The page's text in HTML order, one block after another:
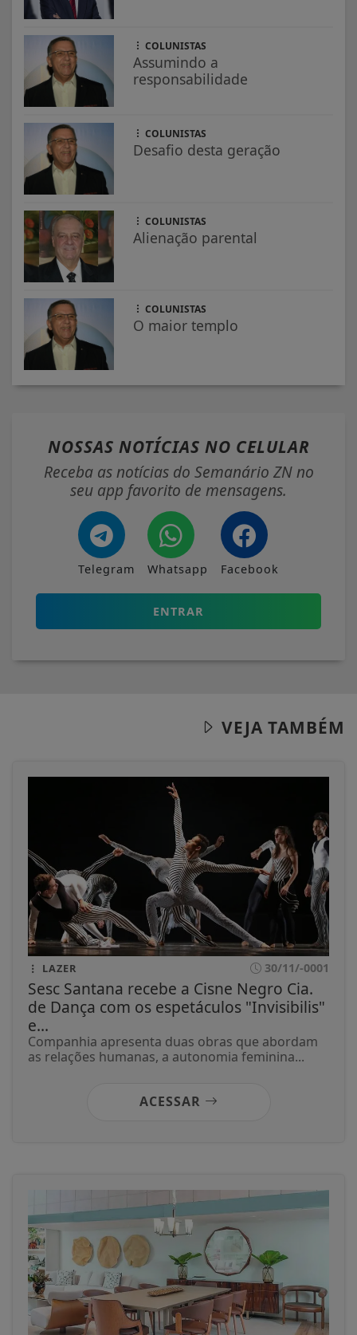
COLUNISTAS
Assumindo a
responsabilidade
COLUNISTAS
Desafio desta geração
COLUNISTAS
Alienação parental
COLUNISTAS
O maior templo
NOSSAS NOTÍCIAS NO CELULAR
Receba as notícias do Semanário ZN no
seu app favorito de mensagens.
Telegram Whatsapp Facebook
ENTRAR
VEJA TAMBÉM
LAZER 30/11/-0001
Sesc Santana recebe a Cisne Negro Cia.
de Dança com os espetáculos "Invisibilis"
e...
Companhia apresenta duas obras que abordam
as relações humanas, a autonomia feminina...
ACESSAR